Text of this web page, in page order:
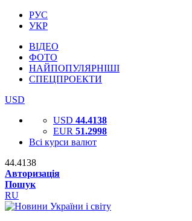
РУС
УКР
ВІДЕО
ФОТО
НАЙПОПУЛЯРНІШІ
СПЕЦПРОЕКТИ
USD
USD 44.4138
EUR 51.2998
Всі курси валют
44.4138
Авторизація
Пошук
RU